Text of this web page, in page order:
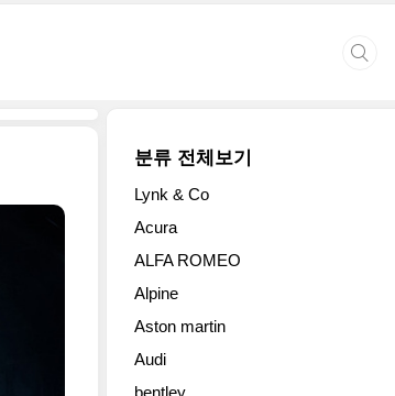
Perfect
Dallas,
Texas,
http://www.flickr.com/photos/pepperperfect
분류 전체보기
Lynk & Co
Acura
ALFA ROMEO
Alpine
Aston martin
Audi